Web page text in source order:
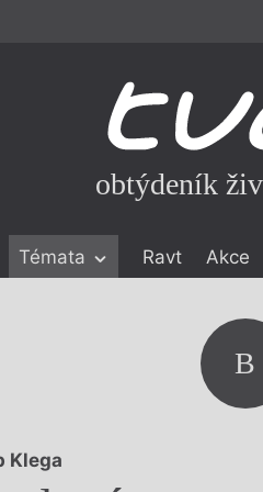
obtýdeník
Témata Ravt Akce
B
Klega